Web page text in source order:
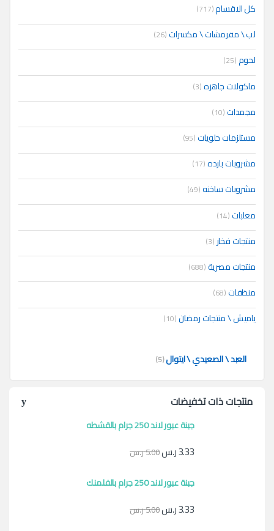
كل الاقسام(717)
لب \ مقرمشات \ مكسرات(26)
لحوم(25)
ماكولات جاهزه(3)
مجمدات(10)
مستلزمات حلويات(95)
مشروبات بارده(17)
مشروبات ساخنه(49)
معلبات(14)
منتجات فخار (3)
منتجات مصرية(688)
منظفات(68)
ياميش \ منتجات رمضان(10)
العبد \ الصعيدي \ ايتوال(5)
منتجات ذات تخفيضات
جبنة عبور لاند 250 جرام بالقشطه
3.33ر.س5.00ر.س
جبنة عبور لاند 250 جرام بالفلمنك
3.33ر.س5.00ر.س